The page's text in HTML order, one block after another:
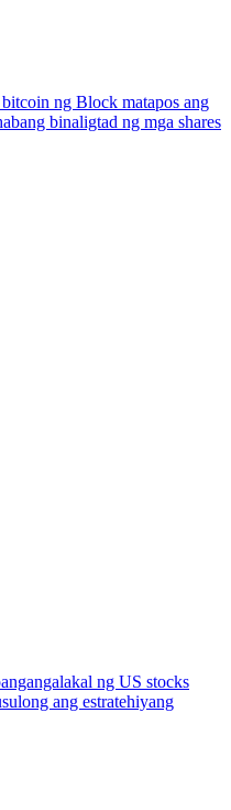
ng Block matapos ang
binaligtad ng mga shares
ng US stocks
ang estratehiyang